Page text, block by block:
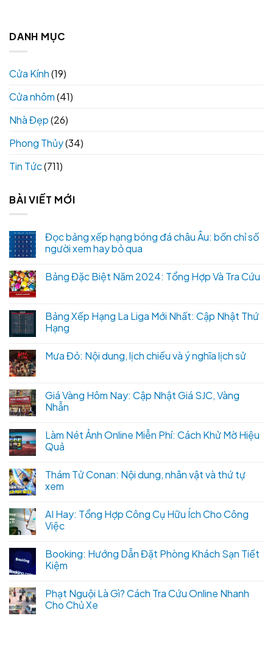
DANH MỤC
Cửa Kính(19)
Cửa nhôm(41)
Nhà Đẹp(26)
Phong Thủy(34)
Tin Tức(711)
BÀI VIẾT MỚI
Đọc bảng xếp hạng bóng đá châu Âu: bốn chỉ số
người xem hay bỏ qua
Bảng Đặc Biệt Năm 2024: Tổng Hợp Và Tra Cứu
Bảng Xếp Hạng La Liga Mới Nhất: Cập Nhật Thứ
Hạng
Mưa Đỏ: Nội dung, lịch chiếu và ý nghĩa lịch sử
Giá Vàng Hôm Nay: Cập Nhật Giá SJC, Vàng
Nhẫn
Làm Nét Ảnh Online Miễn Phí: Cách Khử Mờ Hiệu
Quả
Thám Tử Conan: Nội dung, nhân vật và thứ tự
xem
AI Hay: Tổng Hợp Công Cụ Hữu Ích Cho Công
Việc
Booking: Hướng Dẫn Đặt Phòng Khách Sạn Tiết
Kiệm
Phạt Nguội Là Gì? Cách Tra Cứu Online Nhanh
Cho Chủ Xe